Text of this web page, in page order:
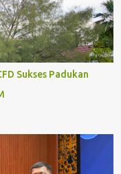
Sukses Padukan